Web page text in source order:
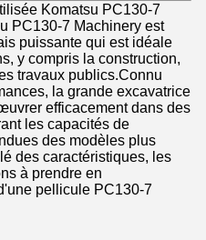
Komatsu PC130-7
PC130-7 Machinery est
puissante qui est idéale
y compris la construction,
travaux publics.Connu
la grande excavatrice
efficacement dans des
les capacités de
des modèles plus
des caractéristiques, les
à prendre en
pellicule PC130-7